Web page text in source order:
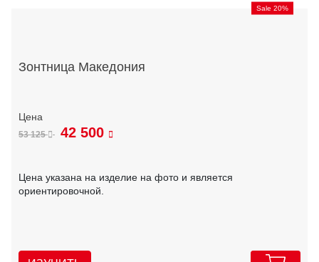
Sale 20%
Зонтница Македония
53 125 42 500
Цена указана на изделие на фото и является
ориентировочной.